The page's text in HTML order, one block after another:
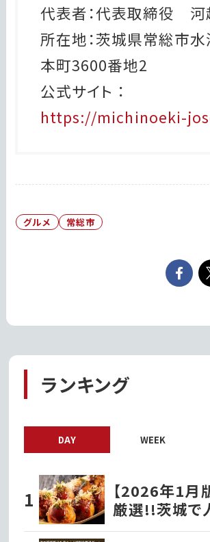
代表者：代表取締役 河
所在地：茨城県常総市
本町3600番地2
公式サイト ：
https://michinoeki-
グルメ 常総市
ランキング
DAY WEEK
【2026年1月
厳選!!茨城で
こ焼き屋』